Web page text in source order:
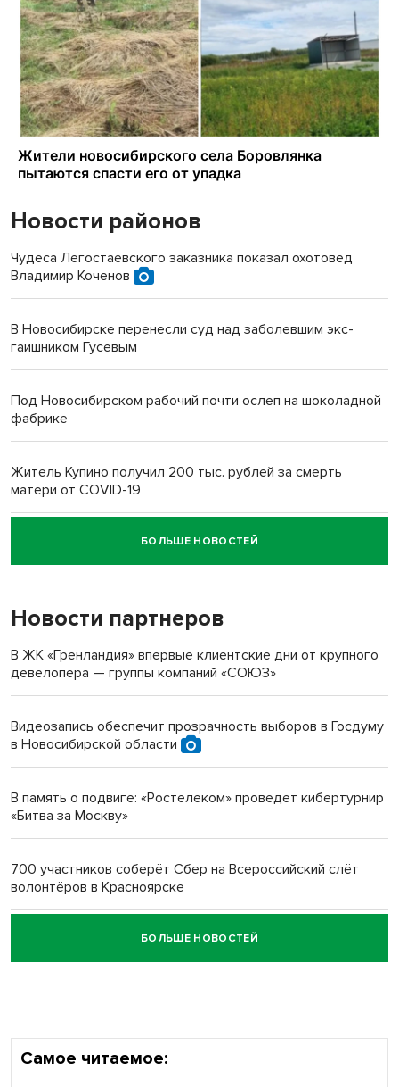
Новости районов
Чудеса Легостаевского заказника показал охотовед
Владимир Коченов
В Новосибирске перенесли суд над заболевшим экс-
гаишником Гусевым
Под Новосибирском рабочий почти ослеп на шоколадной
фабрике
Житель Купино получил 200 тыс. рублей за смерть
матери от COVID-19
Новосибирский суд наказал водителя за смерть
пенсионерки на вокзале
«Мы живём на пастбище!»: в новосибирском селе лошади
терроризируют жителей
Новосибирский преподаватель с женой вошли в топ-16
БОЛЬШЕ НОВОСТЕЙ
Новости партнеров
В ЖК «Гренландия» впервые клиентские дни от крупного
девелопера — группы компаний «СОЮЗ»
Видеозапись обеспечит прозрачность выборов в Госдуму
в Новосибирской области
В память о подвиге: «Ростелеком» проведет кибертурнир
«Битва за Москву»
700 участников соберёт Сбер на Всероссийский слёт
волонтёров в Красноярске
Честный выбор: видеонаблюдение обеспечит
объективность результатов ЕДГ в Новосибирской
БОЛЬШЕ НОВОСТЕЙ
Самое читаемое: